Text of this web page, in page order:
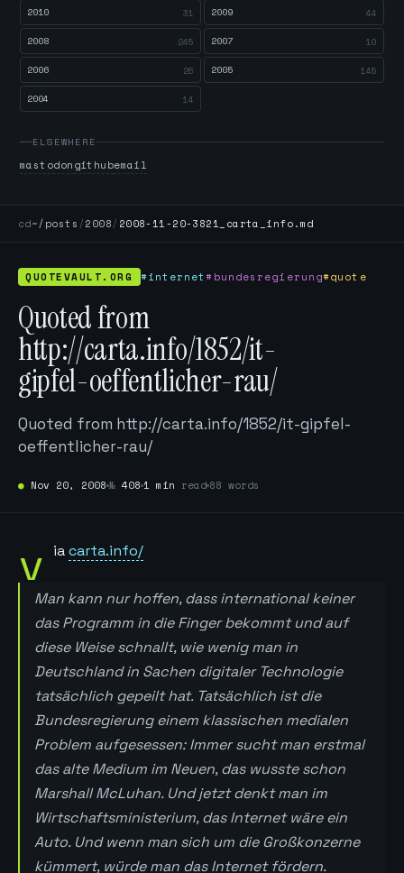
2010 31 2009 44
2008 245 2007 10
2006 26 2005 145
2004 14
ELSEWHERE
mastodongithubemail
cd~/posts /2008/ 2008-11-20-3821_carta_info.md
QUOTEVAULT.ORG #internet#bundesregierung#quote
Quoted from
http://carta.info/1852/it-
gipfel-oeffentlicher-rau/
Quoted from http://carta.info/1852/it-gipfel-
oeffentlicher-rau/
● Nov 20, 2008 № 408 1 min read 88 words
v iacarta.info/
Man kann nur hoffen, dass international keiner
das Programm in die Finger bekommt und auf
diese Weise schnallt, wie wenig man in
Deutschland in Sachen digitaler Technologie
tatsächlich gepeilt hat. Tatsächlich ist die
Bundesregierung einem klassischen medialen
Problem aufgesessen: Immer sucht man erstmal
das alte Medium im Neuen, das wusste schon
Marshall McLuhan. Und jetzt denkt man im
Wirtschaftsministerium, das Internet wäre ein
Auto. Und wenn man sich um die Großkonzerne
kümmert, würde man das Internet fördern.